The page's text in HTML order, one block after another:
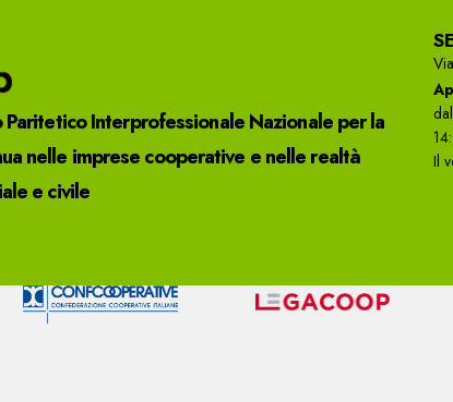
Paritetico Interprofessionale Nazionale per la
nelle imprese cooperative e nelle realtà
e civile
Il